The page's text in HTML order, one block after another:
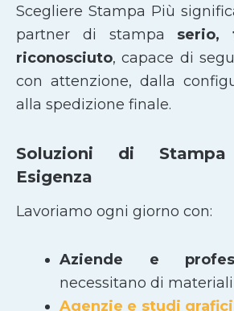
Scegliere Stampa Più
partner di stampa serio,
riconosciuto, capace di
con attenzione, dalla
alla spedizione finale.
Soluzioni di
Esigenza
Lavoriamo ogni giorno con:
Aziende e
necessitano di
Agenzie e studi grafici